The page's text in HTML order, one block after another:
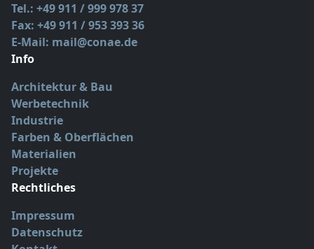
Tel.: +49 911 / 999 978 37
Fax: +49 911 / 953 393 36
E-Mail: mail@conae.de
Info
Architektur & Bau
Werbetechnik
Industrie
Farben & Oberflächen
Materialien
Projekte
Rechtliches
Impressum
Datenschutz